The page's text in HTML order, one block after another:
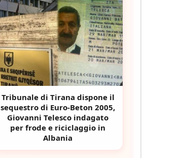
Tribunale di Tirana dispone il
sequestro di Euro-Beton 2005,
Giovanni Telesco indagato
per frode e riciclaggio in
Albania